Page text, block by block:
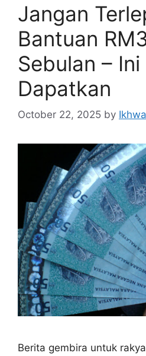
Jangan
Bantuan
Sebulan – Ini
Dapatkan
October 22, 2025 by
Berita gembira untuk